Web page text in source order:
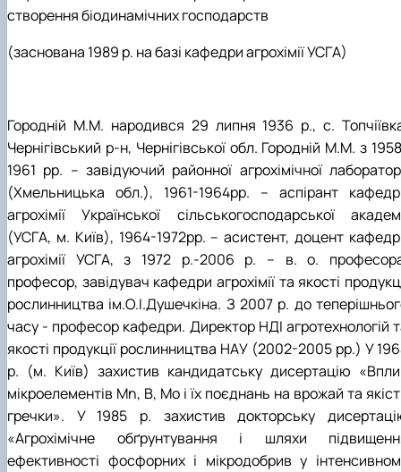
створення біодинамічних господарств
(заснована 1989 р. на базі кафедри агрохімії УСГА)
Городній М.М. народився 29 липня 1936 р., с.
Чернігівський р-н, Чернігівської обл. Городній М.М. з
1961 рр. – завідуючий районної агрохімічної
(Хмельницька обл.), 1961-1964рр. – аспірант
агрохімії Української сільськогосподарської
(УСГА, м. Київ), 1964-1972рр. – асистент, доцент
агрохімії УСГА, з 1972 р.-2006 р. – в. о.
професор, завідувач кафедри агрохімії та якості
рослинництва ім.О.І.Душечкіна. З 2007 р. до
часу - професор кафедри. Директор НДІ агротехнологій
якості продукції рослинництва НАУ (2002-2005 рр.) У
р. (м. Київ) захистив кандидатську дисертацію
мікроелементів Mn, В, Мо і їх поєднань на врожай та
гречки». У 1985 р. захистив докторську
«Агрохімічне обґрунтування і шляхи
ефективності фосфорних і мікродобрив у